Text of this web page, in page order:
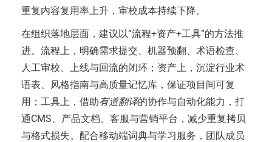
重复内容复用率上升，审校成本持续下降。
在组织落地层面，建议以“流程+资产+工具”的方法推
进。流程上，明确需求提交、机器预翻、术语检查、
人工审校、上线与回流的闭环；资产上，沉淀行业术
语表、风格指南与高质量记忆库，保证项目间可复
用；工具上，借助有道翻译的协作与自动化能力，打
通CMS、产品文档、客服与营销平台，减少重复拷贝
与格式损失。配合移动端词典与学习服务，团队成员